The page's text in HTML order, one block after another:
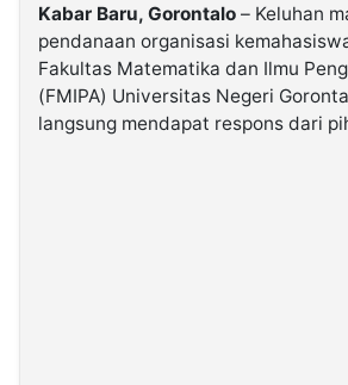
Kabar Baru, Gorontalo – Keluhan
pendanaan organisasi
Fakultas Matematika dan Ilmu
(FMIPA) Universitas Negeri
langsung mendapat respons dari